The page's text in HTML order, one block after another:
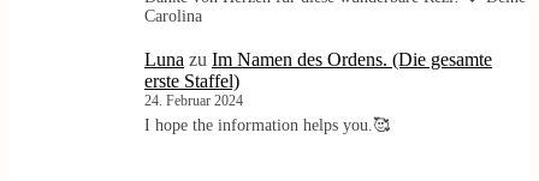
Carolina
Luna zu Im Namen des Ordens. (Die gesamte
erste Staffel)
24. Februar 2024
I hope the information helps you.🥰